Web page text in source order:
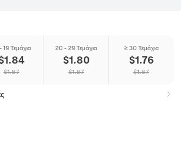
19 Τεμάχια
1.84
$1.87
20 - 29 Τεμάχια
$1.80
$1.87
≥ 30 Τεμάχια
$1.76
$1.87